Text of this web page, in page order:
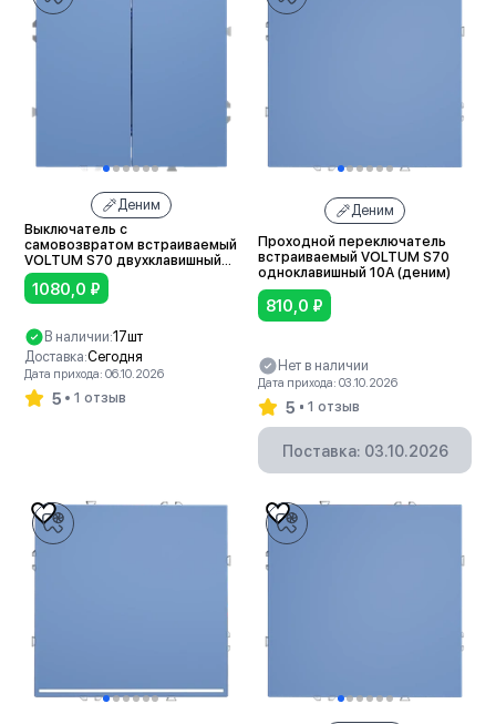
Деним
Выключатель с
самовозвратом встраиваемый
VOLTUM S70 двухклавишный
10А (деним)
1080,0 ₽
В наличии:17шт
Доставка:Сегодня
Дата прихода: 06.10.2026
5 1 отзыв
Деним
Проходной переключатель
встраиваемый VOLTUM S70
одноклавишный 10А (деним)
810,0 ₽
Нет в наличии
Дата прихода: 03.10.2026
5 1 отзыв
Поставка: 03.10.2026